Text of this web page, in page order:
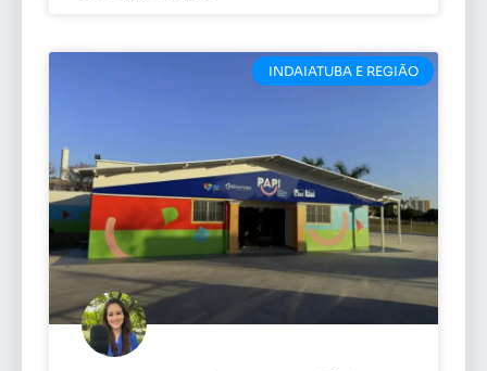
INDAIATUBA E REGIÃO